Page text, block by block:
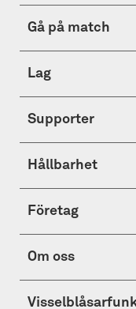
Gå på match
Lag
Supporter
Hållbarhet
Företag
Om oss